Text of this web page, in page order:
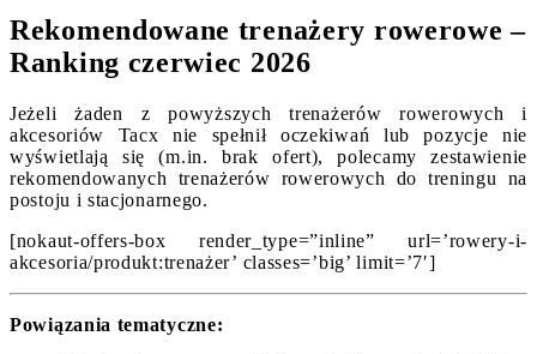
Rekomendowane trenażery rowerowe –
Ranking czerwiec 2026
Jeżeli żaden z powyższych trenażerów rowerowych i
akcesoriów Tacx nie spełnił oczekiwań lub pozycje nie
wyświetlają się (m.in. brak ofert), polecamy zestawienie
rekomendowanych trenażerów rowerowych do treningu na
postoju i stacjonarnego.
[nokaut-offers-box render_type=”inline” url=’rowery-i-
akcesoria/produkt:trenażer’ classes=’big’ limit=’7′]
Powiązania tematyczne: